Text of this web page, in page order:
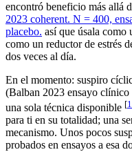
encontró beneficio más allá
2023 coherent. N = 400,
placebo. así que úsala como
como un reductor de estrés
dos veces al día.
En el momento: suspiro
(Balban 2023 ensayo clínico
una sola técnica disponible [
para ti en su totalidad; una
mecanismo. Unos pocos
probados en ensayos a esa